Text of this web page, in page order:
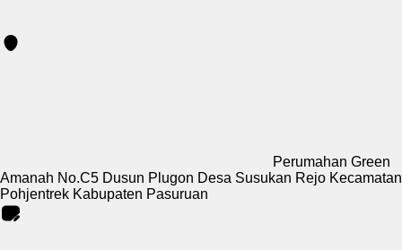
Perumahan Green
Amanah No.C5 Dusun Plugon Desa Susukan Rejo Kecamatan
Pohjentrek Kabupaten Pasuruan